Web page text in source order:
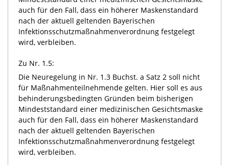
auch für den Fall, dass ein höherer Maskenstandard
nach der aktuell geltenden Bayerischen
Infektionsschutzmaßnahmenverordnung festgelegt
wird, verbleiben.
Zu Nr. 1.5:
Die Neuregelung in Nr. 1.3 Buchst. a Satz 2 soll nicht
für Maßnahmenteilnehmende gelten. Hier soll es aus
behinderungsbedingten Gründen beim bisherigen
Mindeststandard einer medizinischen Gesichtsmaske
auch für den Fall, dass ein höherer Maskenstandard
nach der aktuell geltenden Bayerischen
Infektionsschutzmaßnahmenverordnung festgelegt
wird, verbleiben.